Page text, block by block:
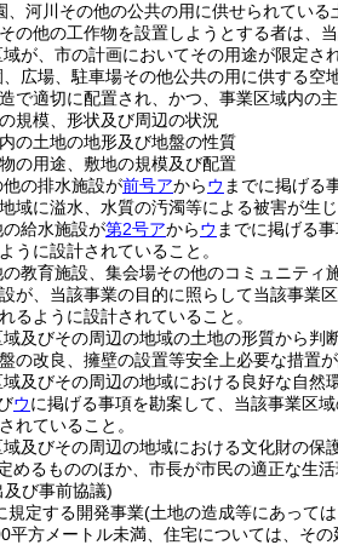
、河川その他の公共の用に供せられてい
の他の工作物を設置しようとする者は、
が、市の計画においてその用途が限定さ
広場、駐車場その他公共の用に供する空
で適切に配置され、かつ、事業区域内の
規模、形状及び周辺の状況
の土地の地形及び地盤の性質
の用途、敷地の規模及び配置
の排水施設が前号アからウ までに掲げる
域に溢水、水質の汚濁等による被害が生
給水施設が第2号アからウ までに掲げる
うに設計されていること。
教育施設、集会場その他のコミュニテ
が、当該事業の目的に照らして当該事業
るように設計されていること。
及びその周辺の地域の土地の形質から
の改良、擁壁の設置等安全上必要な措置
及びその周辺の地域における良好な自然
ウに掲げる事項を勘案して、当該事業区
れていること。
及びその周辺の地域における文化財の保
めるもののほか、市長が市民の適正な生
び事前協議)
規定する開発事業(土地の造成等にあって
平方メートル未満、住宅については、そ